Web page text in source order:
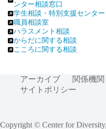
ンター相談窓口
学生相談・特別支援センタ
職員相談室
ハラスメント相談
からだに関する相談
こころに関する相談
アーカイブ
関係機
サイトポリシー
Copyright © Center for